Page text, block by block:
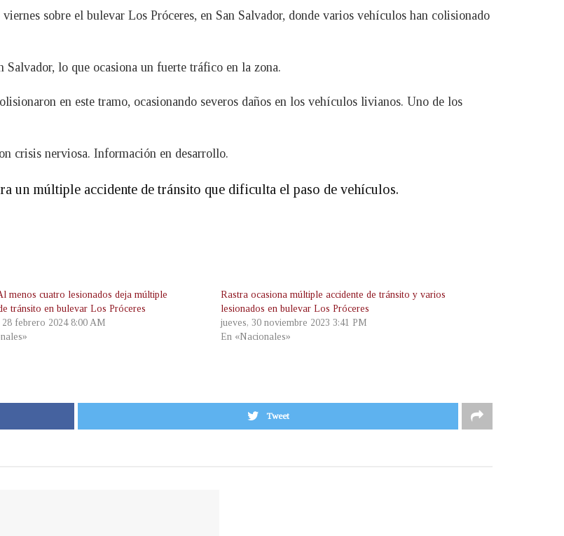
sobre el bulevar Los Próceres, en San Salvador, donde varios vehículos han colisionado
Salvador, lo que ocasiona un fuerte tráfico en la zona.
en este tramo, ocasionando severos daños en los vehículos livianos. Uno de los
crisis nerviosa. Información en desarrollo.
un múltiple accidente de tránsito que dificulta el paso de vehículos.
menos cuatro lesionados deja múltiple
tránsito en bulevar Los Próceres
febrero 2024 8:00 AM
Rastra ocasiona múltiple accidente de tránsito y varios
lesionados en bulevar Los Próceres
jueves, 30 noviembre 2023 3:41 PM
En «Nacionales»
Tweet